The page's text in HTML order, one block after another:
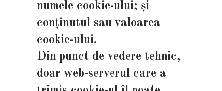
numele cookie-ului; și
conținutul sau valoarea
cookie-ului.
Din punct de vedere tehnic,
doar web-serverul care a